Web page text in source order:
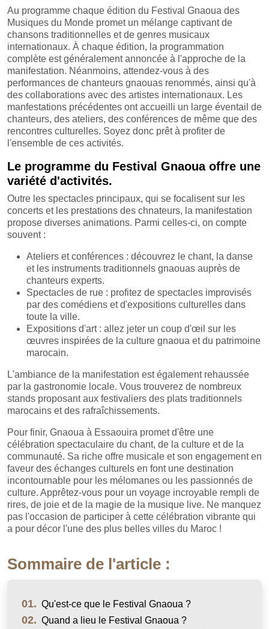
Au programme chaque édition du Festival Gnaoua des
Musiques du Monde promet un mélange captivant de
chansons traditionnelles et de genres musicaux
internationaux. À chaque édition, la programmation
complète est généralement annoncée à l'approche de la
manifestation. Néanmoins, attendez-vous à des
performances de chanteurs gnaouas renommés, ainsi qu'à
des collaborations avec des artistes internationaux. Les
manfestations précédentes ont accueilli un large éventail de
chanteurs, des ateliers, des conférences de même que des
rencontres culturelles. Soyez donc prêt à profiter de
l'ensemble de ces activités.
Le programme du Festival Gnaoua offre une
variété d'activités.
Outre les spectacles principaux, qui se focalisent sur les
concerts et les prestations des chnateurs, la manifestation
propose diverses animations. Parmi celles-ci, on compte
souvent :
Ateliers et conférences : découvrez le chant, la danse
et les instruments traditionnels gnaouas auprès de
chanteurs experts.
Spectacles de rue : profitez de spectacles improvisés
par des comédiens et d'expositions culturelles dans
toute la ville.
Expositions d'art : allez jeter un coup d'œil sur les
œuvres inspirées de la culture gnaoua et du patrimoine
marocain.
L'ambiance de la manifestation est également rehaussée
par la gastronomie locale. Vous trouverez de nombreux
stands proposant aux festivaliers des plats traditionnels
marocains et des rafraîchissements.
Pour finir, Gnaoua à Essaouira promet d'être une
célébration spectaculaire du chant, de la culture et de la
communauté. Sa riche offre musicale et son engagement en
faveur des échanges culturels en font une destination
incontournable pour les mélomanes ou les passionnés de
culture. Apprêtez-vous pour un voyage incroyable rempli de
rires, de joie et de la magie de la musique live. Ne manquez
pas l'occasion de participer à cette célébration vibrante qui
a pour décor l'une des plus belles villes du Maroc !
Sommaire de l'article :
01. Qu'est-ce que le Festival Gnaoua ?
02. Quand a lieu le Festival Gnaoua ?